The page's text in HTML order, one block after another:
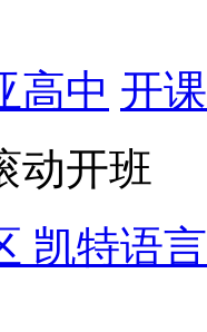
高中 开
动开班
凯特语